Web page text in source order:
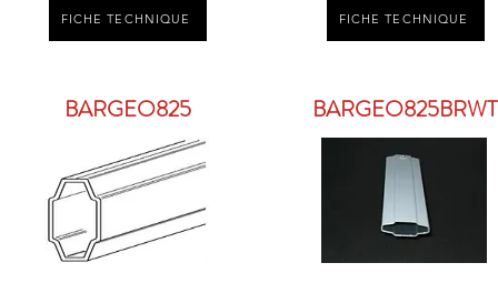
FICHE TECHNIQUE FICHE TECHNIQUE
BARGEO825 BARGEO825BRWT